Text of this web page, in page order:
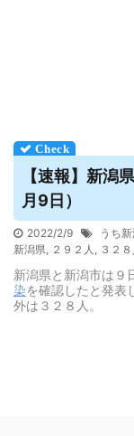
【速報】新潟
月9日）
2022/2/9 うち
新潟県, ２９２人 , ３２８
新潟県と新潟市は９
染を確認したと発表
外は３２８人。